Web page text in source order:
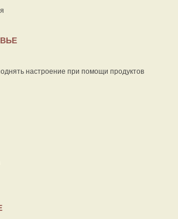
настроение при помощи продуктов